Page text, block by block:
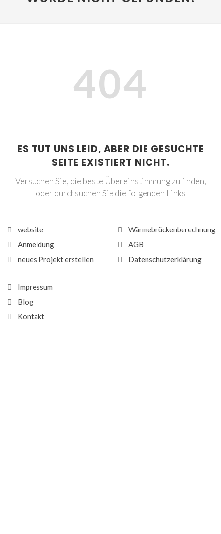
404
ES TUT UNS LEID, ABER DIE GESUCHTE
SEITE EXISTIERT NICHT.
Versuchen Sie, die beste Übereinstimmung zu finden,
oder durchsuchen Sie die folgenden Links
website
Anmeldung
neues Projekt erstellen
Wärmebrückenberechnung
AGB
Datenschutzerklärung
Impressum
Blog
Kontakt